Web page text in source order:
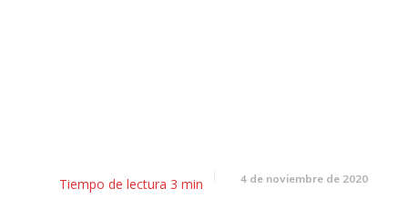
Tiempo de lectura 3 min 4 de noviembre de 2020